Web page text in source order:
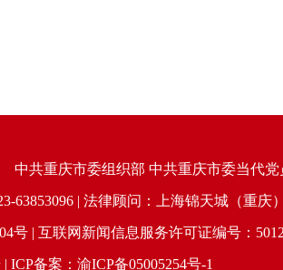
中共重庆市委组织部 中共重庆市委当代
63853096 | 法律顾问：上海锦天城（重庆
| 互联网新闻信息服务许可证编号：
ICP备案：渝ICP备05005254号-1